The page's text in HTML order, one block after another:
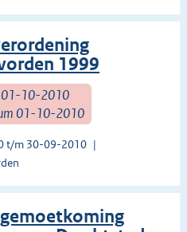
1999
01-10-2010
01-10-2010
t/m 30-09-2010